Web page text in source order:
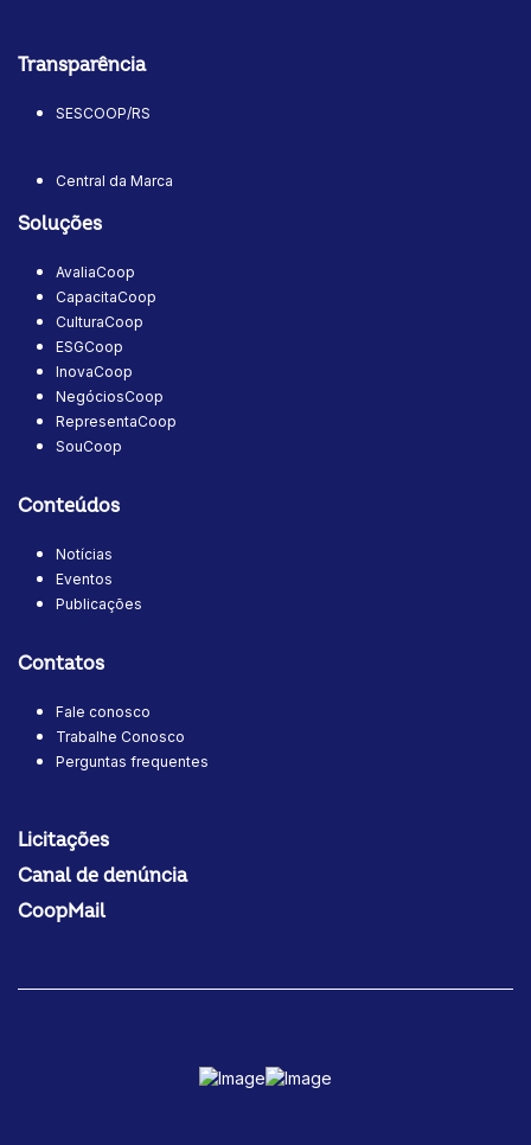
Transparência
SESCOOP/RS
Central da Marca
Soluções
AvaliaCoop
CapacitaCoop
CulturaCoop
ESGCoop
InovaCoop
NegóciosCoop
RepresentaCoop
SouCoop
Conteúdos
Notícias
Eventos
Publicações
Contatos
Fale conosco
Trabalhe Conosco
Perguntas frequentes
Licitações
Canal de denúncia
CoopMail